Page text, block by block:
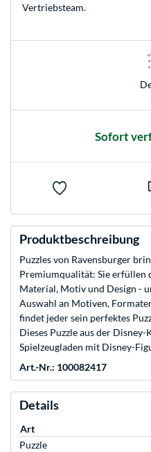
Vertriebsteam.
Sofort
Produktbeschreibung
Puzzles von Ravensburger
Premiumqualität: Sie erfüllen
Material, Motiv und Design -
Auswahl an Motiven,
findet jeder sein perfektes
Dieses Puzzle aus der
Spielzeugladen mit Disney-
Art.-Nr.: 100082417
Details
Art
Puzzle